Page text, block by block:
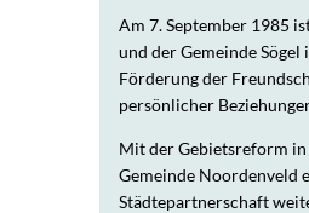
Am 7. September 1985
und der Gemeinde
Förderung der
persönlicher
Mit der Gebietsreform in
Gemeinde Noordenveld
Städtepartnerschaft